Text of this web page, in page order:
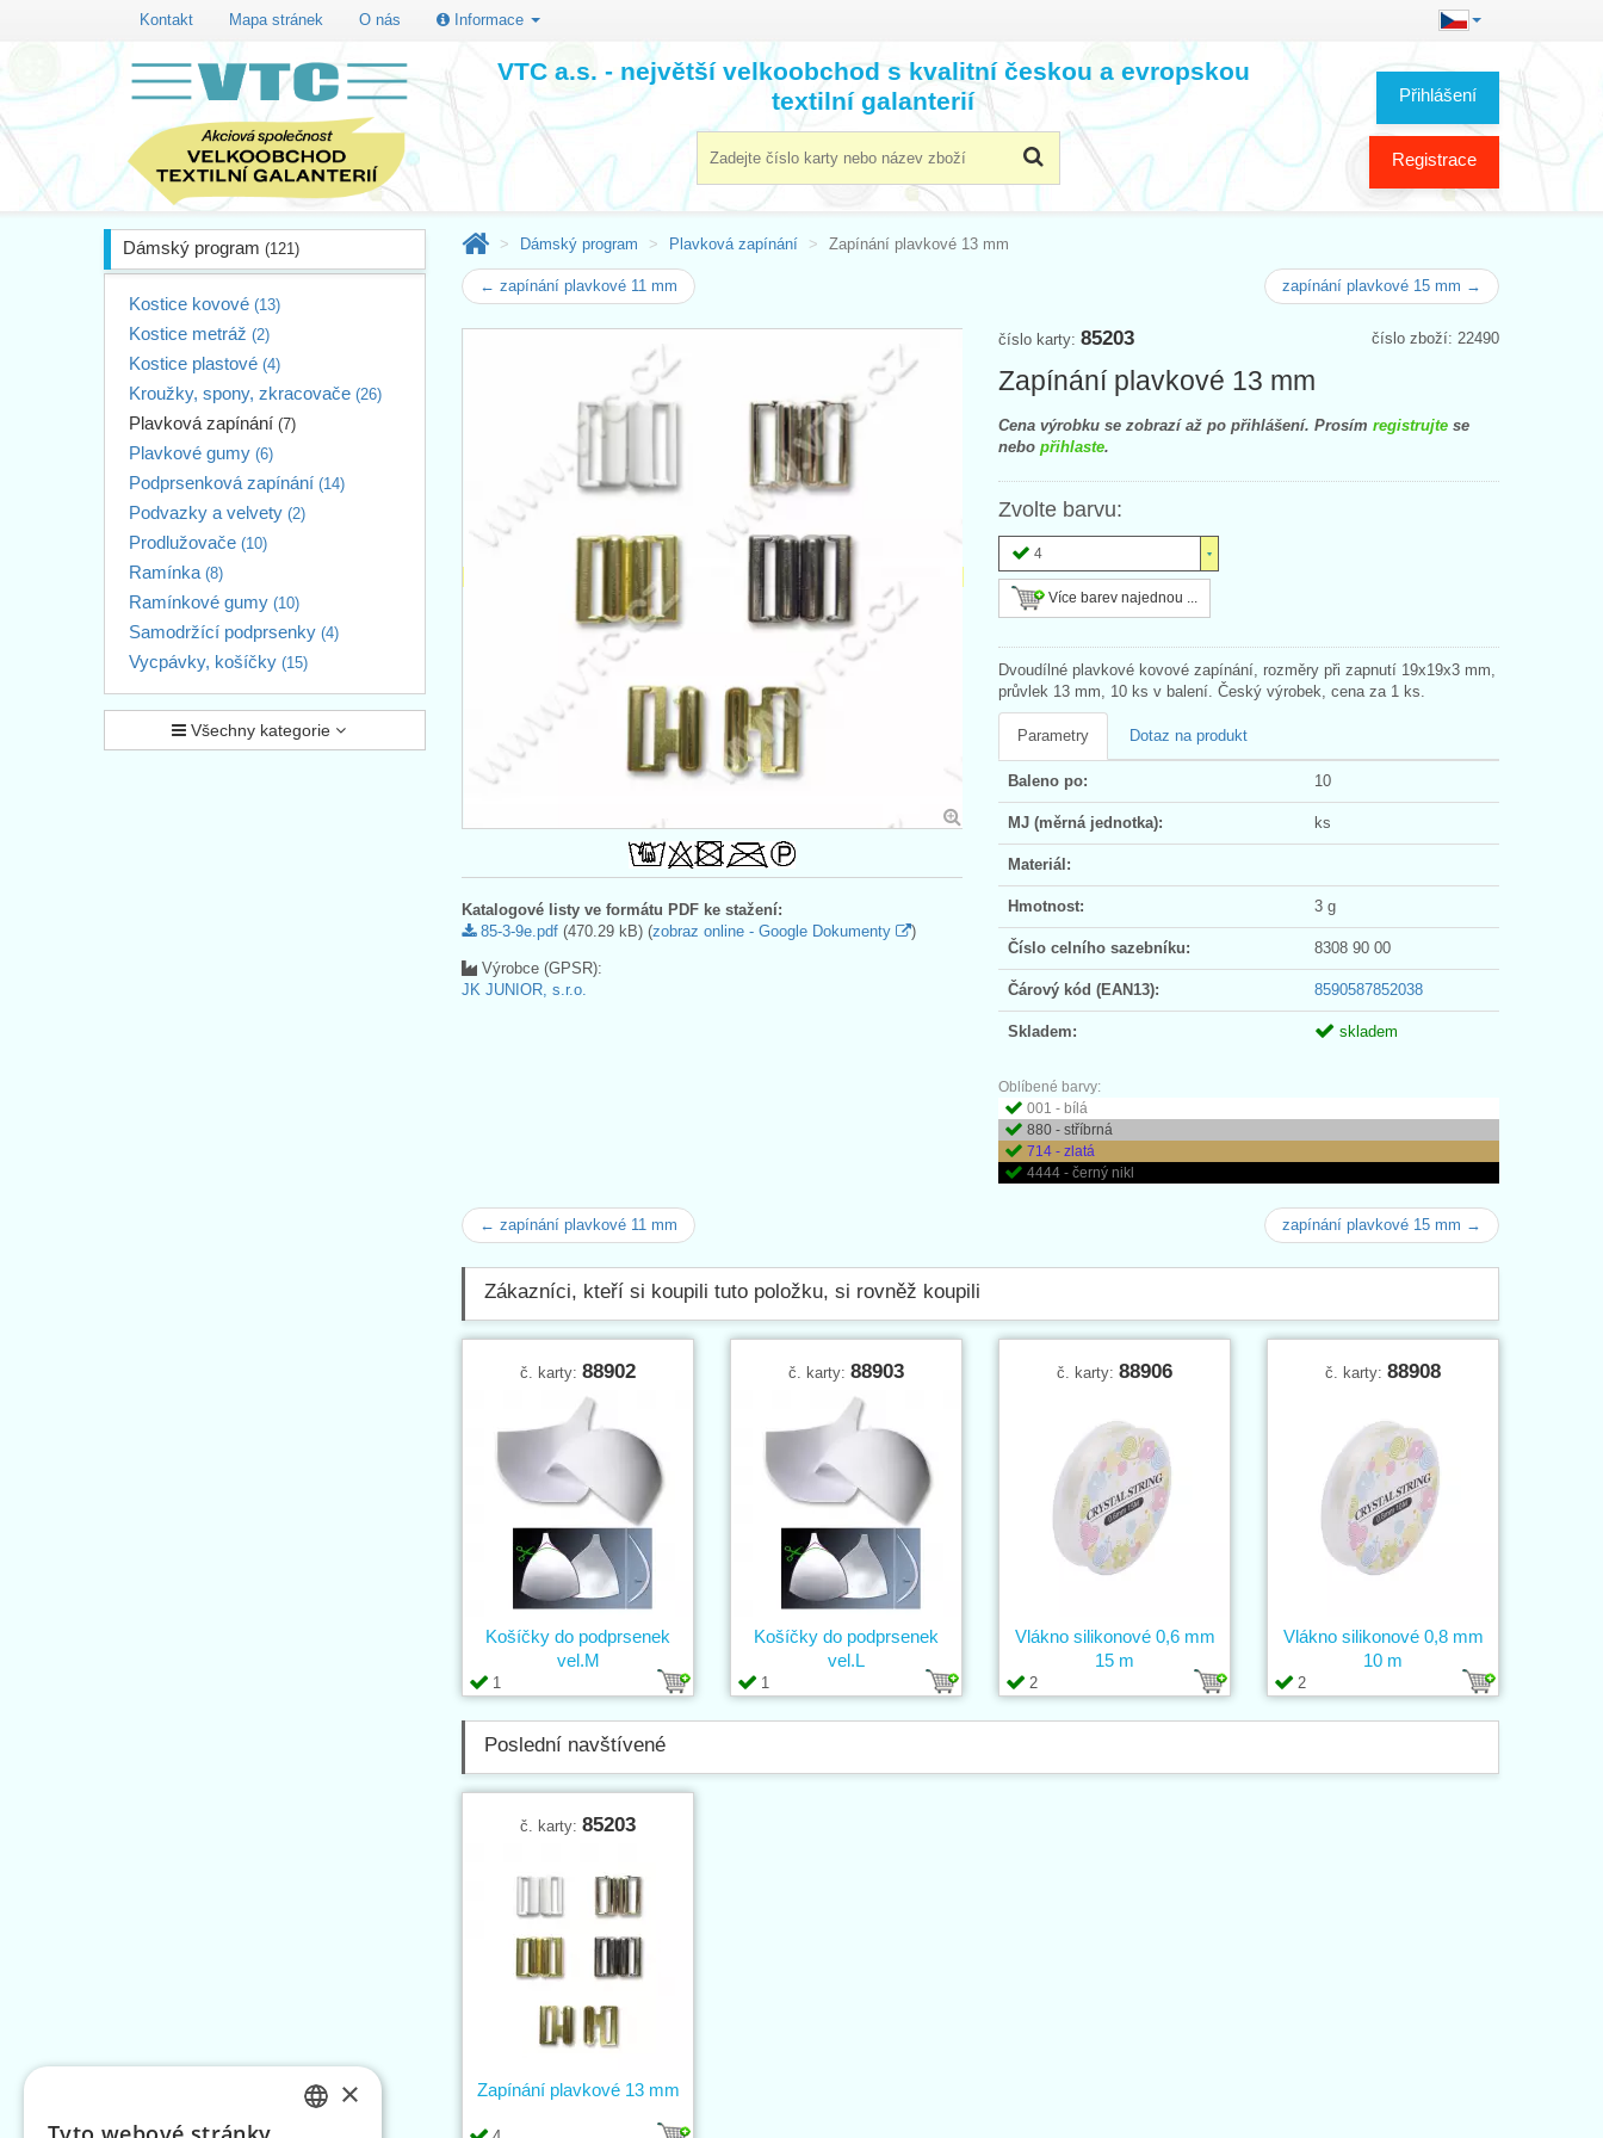
Kontakt Mapa stránek O nás Informace
Přihlášení
Registrace
VTC a.s. - největší velkoobchod s kvalitní českou a evropskou
textilní galanterií
Dámský program (121)
Kostice kovové (13)
Kostice metráž (2)
Kostice plastové (4)
Kroužky, spony, zkracovače (26)
Plavková zapínání (7)
Plavkové gumy (6)
Podprsenková zapínání (14)
Podvazky a velvety (2)
Prodlužovače (10)
Ramínka (8)
Ramínkové gumy (10)
Samodržící podprsenky (4)
Vycpávky, košíčky (15)
Všechny kategorie
Dámský program Plavková zapínání Zapínání plavkové 13 mm
← zapínání plavkové 11 mm zapínání plavkové 15 mm →
číslo zboží: 22490
číslo karty: 85203
Zapínání plavkové 13 mm
Cena výrobku se zobrazí až po přihlášení. Prosím registrujte se
nebo přihlaste.
Zvolte barvu:
4
Více barev najednou ...
Dvoudílné plavkové kovové zapínání, rozměry při zapnutí 19x19x3 mm,
průvlek 13 mm, 10 ks v balení. Český výrobek, cena za 1 ks.
Parametry Dotaz na produkt
Baleno po: 10
MJ (měrná jednotka): ks
Materiál:
Hmotnost: 3 g
Číslo celního sazebníku: 8308 90 00
Čárový kód (EAN13): 8590587852038
Skladem: skladem
Oblíbené barvy:
001 - bílá
880 - stříbrná
714 - zlatá
4444 - černý nikl
Katalogové listy ve formátu PDF ke stažení:
85-3-9e.pdf (470.29 kB) (zobraz online - Google Dokumenty )
Výrobce (GPSR):
JK JUNIOR, s.r.o.
← zapínání plavkové 11 mm zapínání plavkové 15 mm →
Zákazníci, kteří si koupili tuto položku, si rovněž koupili
č. karty: 88902
1
Košíčky do podprsenek
vel.M
č. karty: 88903
1
Košíčky do podprsenek
vel.L
č. karty: 88906
2
Vlákno silikonové 0,6 mm
15 m
č. karty: 88908
2
Vlákno silikonové 0,8 mm
10 m
Poslední navštívené
č. karty: 85203
Zapínání plavkové 13 mm
×